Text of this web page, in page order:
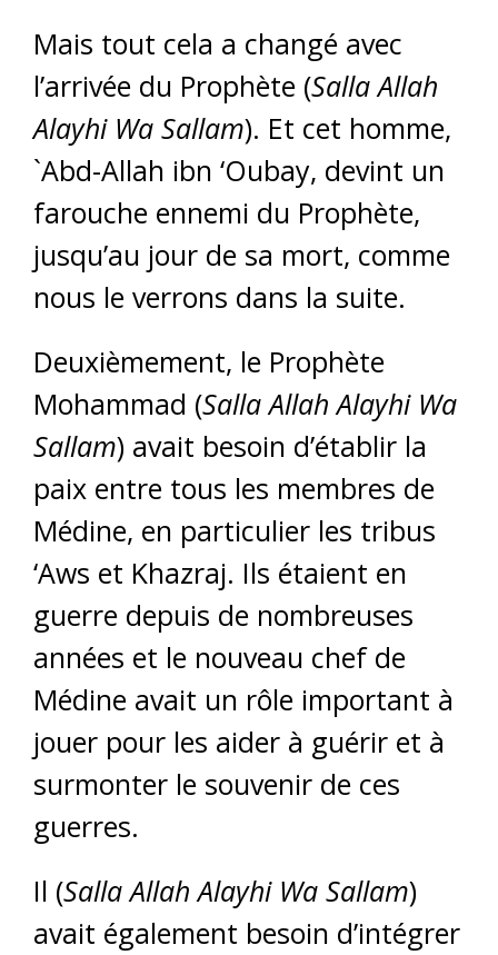
Mais tout cela a changé avec
l’arrivée du Prophète (Salla Allah
Alayhi Wa Sallam). Et cet homme,
`Abd-Allah ibn ‘Oubay, devint un
farouche ennemi du Prophète,
jusqu’au jour de sa mort, comme
nous le verrons dans la suite.
Deuxièmement, le Prophète
Mohammad (Salla Allah Alayhi Wa
Sallam) avait besoin d’établir la
paix entre tous les membres de
Médine, en particulier les tribus
‘Aws et Khazraj. Ils étaient en
guerre depuis de nombreuses
années et le nouveau chef de
Médine avait un rôle important à
jouer pour les aider à guérir et à
surmonter le souvenir de ces
guerres.
Il (Salla Allah Alayhi Wa Sallam)
avait également besoin d’intégrer